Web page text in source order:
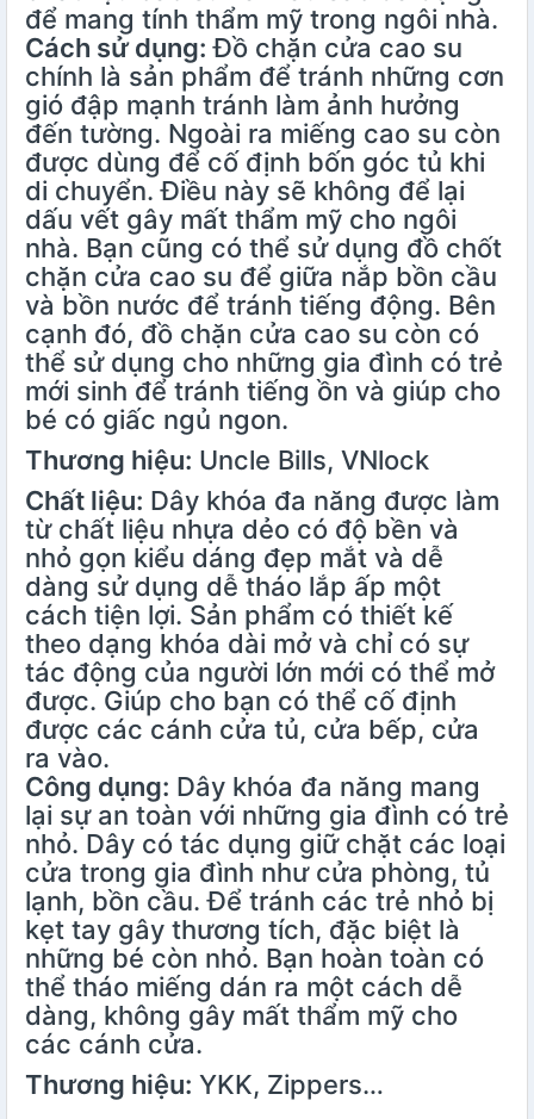
để mang tính thẩm mỹ trong ngôi nhà.
Cách sử dụng: Đồ chặn cửa cao su
chính là sản phẩm để tránh những cơn
gió đập mạnh tránh làm ảnh hưởng
đến tường. Ngoài ra miếng cao su còn
được dùng để cố định bốn góc tủ khi
di chuyển. Điều này sẽ không để lại
dấu vết gây mất thẩm mỹ cho ngôi
nhà. Bạn cũng có thể sử dụng đồ chốt
chặn cửa cao su để giữa nắp bồn cầu
và bồn nước để tránh tiếng động. Bên
cạnh đó, đồ chặn cửa cao su còn có
thể sử dụng cho những gia đình có trẻ
mới sinh để tránh tiếng ồn và giúp cho
bé có giấc ngủ ngon.
Thương hiệu: Uncle Bills, VNlock
Chất liệu: Dây khóa đa năng được làm
từ chất liệu nhựa dẻo có độ bền và
nhỏ gọn kiểu dáng đẹp mắt và dễ
dàng sử dụng dễ tháo lắp ấp một
cách tiện lợi. Sản phẩm có thiết kế
theo dạng khóa dài mở và chỉ có sự
tác động của người lớn mới có thể mở
được. Giúp cho bạn có thể cố định
được các cánh cửa tủ, cửa bếp, cửa
ra vào.
Công dụng: Dây khóa đa năng mang
lại sự an toàn với những gia đình có trẻ
nhỏ. Dây có tác dụng giữ chặt các loại
cửa trong gia đình như cửa phòng, tủ
lạnh, bồn cầu. Để tránh các trẻ nhỏ bị
kẹt tay gây thương tích, đặc biệt là
những bé còn nhỏ. Bạn hoàn toàn có
thể tháo miếng dán ra một cách dễ
dàng, không gây mất thẩm mỹ cho
các cánh cửa.
Thương hiệu: YKK, Zippers…